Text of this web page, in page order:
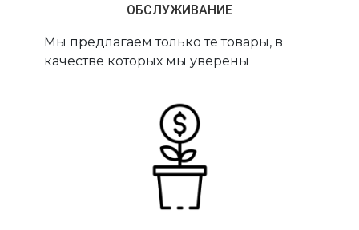
ОБСЛУЖИВАНИЕ
Мы предлагаем только те товары, в
качестве которых мы уверены